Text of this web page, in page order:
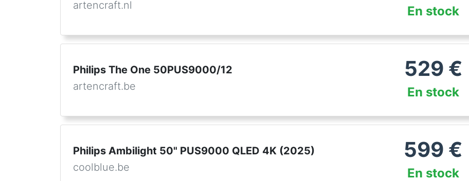
artencraft.nl
En stock
Philips The One 50PUS9000/12
artencraft.be
529 €
En stock
Philips Ambilight 50" PUS9000 QLED 4K (2025)
coolblue.be
599 €
En stock